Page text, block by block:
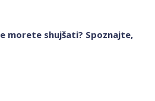
morete shujšati? Spoznajte,